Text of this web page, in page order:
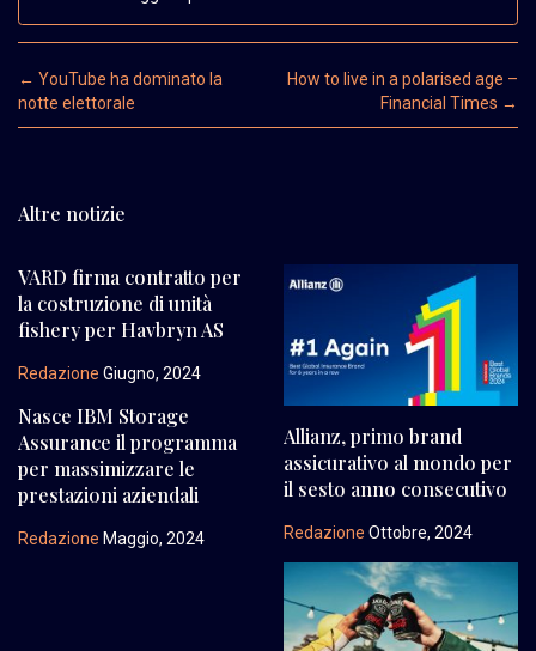
Post navigation
← YouTube ha dominato la
notte elettorale
How to live in a polarised age –
Financial Times →
Altre notizie
VARD firma contratto per
la costruzione di unità
fishery per Havbryn AS
Redazione Giugno, 2024
Allianz, primo brand
assicurativo al mondo per
il sesto anno consecutivo
Redazione Ottobre, 2024
Nasce IBM Storage
Assurance il programma
per massimizzare le
prestazioni aziendali
Redazione Maggio, 2024